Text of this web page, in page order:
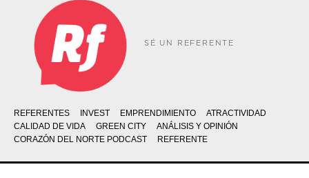
SÉ UN REFERENTE
REFERENTES INVEST EMPRENDIMIENTO
ATRACTIVIDAD
CALIDAD DE VIDA
GREEN CITY
ANÁLISIS Y OPINIÓN
CORAZÓN DEL NORTE PODCAST
REFERENTE